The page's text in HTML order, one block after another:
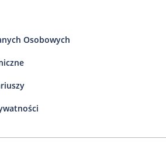
Osobowych